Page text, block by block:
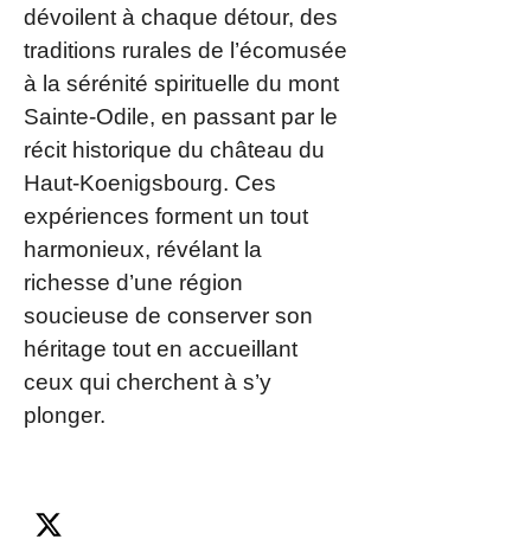
dévoilent à chaque détour, des
traditions rurales de l’écomusée
à la sérénité spirituelle du mont
Sainte-Odile, en passant par le
récit historique du château du
Haut-Koenigsbourg. Ces
expériences forment un tout
harmonieux, révélant la
richesse d’une région
soucieuse de conserver son
héritage tout en accueillant
ceux qui cherchent à s’y
plonger.